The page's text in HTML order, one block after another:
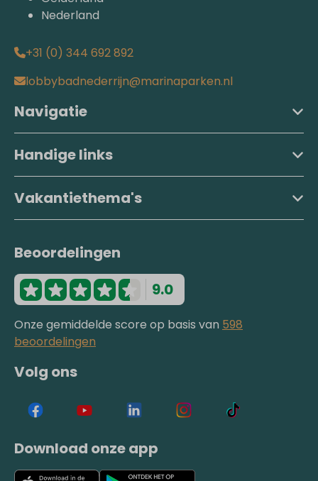
Nederland
+31 (0) 344 692 892
lobbybadnederrijn@marinaparken.nl
Navigatie
Handige links
Vakantiethema's
Beoordelingen
9.0
Onze gemiddelde score op basis van 598
beoordelingen
Volg ons
Download onze app